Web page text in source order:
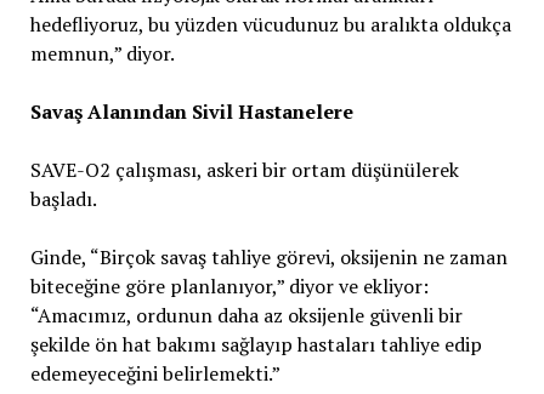
hedefliyoruz, bu yüzden vücudunuz bu aralıkta oldukça
memnun,” diyor.
Savaş Alanından Sivil Hastanelere
SAVE-O2 çalışması, askeri bir ortam düşünülerek
başladı.
Ginde, “Birçok savaş tahliye görevi, oksijenin ne zaman
biteceğine göre planlanıyor,” diyor ve ekliyor:
“Amacımız, ordunun daha az oksijenle güvenli bir
şekilde ön hat bakımı sağlayıp hastaları tahliye edip
edemeyeceğini belirlemekti.”